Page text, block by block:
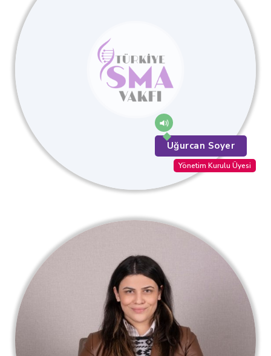
Uğurcan Soyer
Yönetim Kurulu Üyesi